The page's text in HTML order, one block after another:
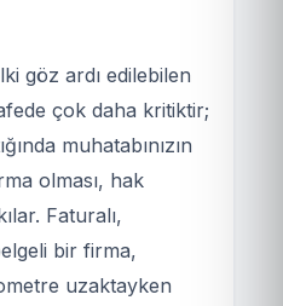
göz ardı edilebilen
çok daha kritiktir;
muhatabınızın
olması, hak
Faturalı,
bir firma,
uzaktayken